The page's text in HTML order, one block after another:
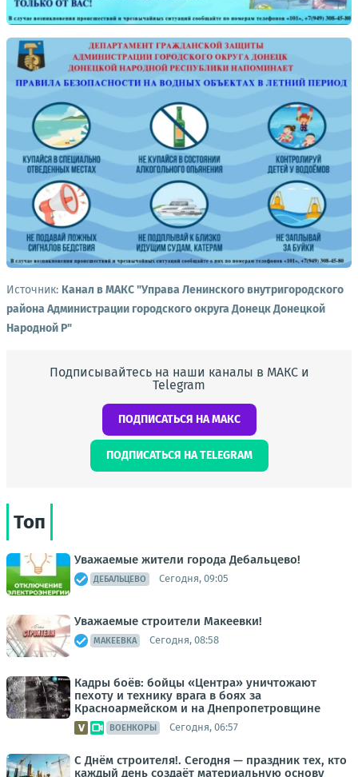
Источник: Канал в МАКС "Управа Ленинского внутригородского
района Администрации городского округа Донецк Донецкой
Народной Р"
Подписывайтесь на наши каналы в МАКС и
Telegram
ПОДПИСАТЬСЯ НА МАКС
ПОДПИСАТЬСЯ НА TELEGRAM
Топ
Уважаемые жители города Дебальцево!
ДЕБАЛЬЦЕВО Сегодня, 09:05
Уважаемые строители Макеевки!
МАКЕЕВКА Сегодня, 08:58
Кадры боёв: бойцы «Центра» уничтожают
пехоту и технику врага в боях за
Красноармейском и на Днепропетровщине
ВОЕНКОРЫ Сегодня, 06:57
С Днём строителя!. Сегодня — праздник тех, кто
каждый день создаёт материальную основу